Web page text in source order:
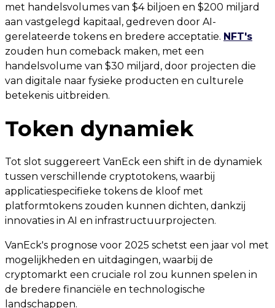
met handelsvolumes van $4 biljoen en $200 miljard
aan vastgelegd kapitaal, gedreven door AI-
gerelateerde tokens en bredere acceptatie. NFT's
zouden hun comeback maken, met een
handelsvolume van $30 miljard, door projecten die
van digitale naar fysieke producten en culturele
betekenis uitbreiden.
Token dynamiek
Tot slot suggereert VanEck een shift in de dynamiek
tussen verschillende cryptotokens, waarbij
applicatiespecifieke tokens de kloof met
platformtokens zouden kunnen dichten, dankzij
innovaties in AI en infrastructuurprojecten.
VanEck's prognose voor 2025 schetst een jaar vol met
mogelijkheden en uitdagingen, waarbij de
cryptomarkt een cruciale rol zou kunnen spelen in
de bredere financiële en technologische
landschappen.